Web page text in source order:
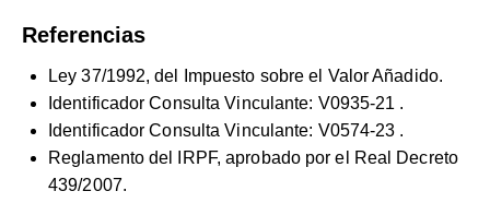
Referencias
Ley 37/1992, del Impuesto sobre el Valor Añadido.
Identificador Consulta Vinculante: V0935-21 .
Identificador Consulta Vinculante: V0574-23 .
Reglamento del IRPF, aprobado por el Real Decreto
439/2007.